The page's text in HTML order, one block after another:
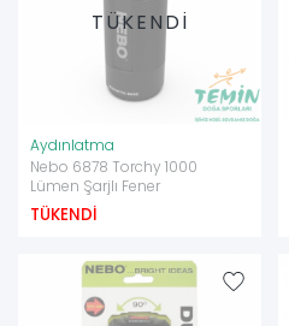
TÜKENDİ
Aydınlatma
Nebo 6878 Torchy 1000
Lümen Şarjlı Fener
TÜKENDİ